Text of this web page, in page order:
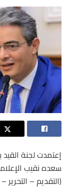
إعتمدت لجنة القيد
سعده نقيب
(التقديم – التحرير